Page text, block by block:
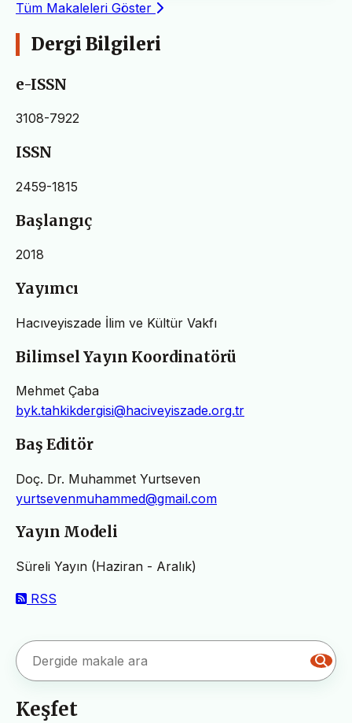
Tüm Makaleleri Göster
Dergi Bilgileri
e-ISSN
3108-7922
ISSN
2459-1815
Başlangıç
2018
Yayımcı
Hacıveyiszade İlim ve Kültür Vakfı
Bilimsel Yayın Koordinatörü
Mehmet Çaba
byk.tahkikdergisi@haciveyiszade.org.tr
Baş Editör
Doç. Dr. Muhammet Yurtseven
yurtsevenmuhammed@gmail.com
Yayın Modeli
Süreli Yayın (Haziran - Aralık)
RSS
Keşfet